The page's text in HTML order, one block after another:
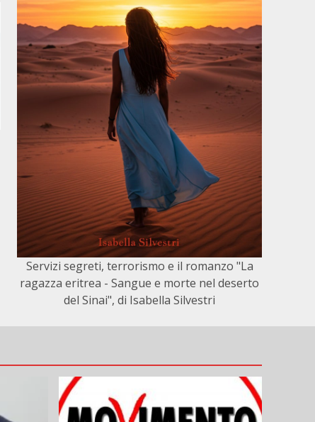
Servizi segreti, terrorismo e il romanzo "La
ragazza eritrea - Sangue e morte nel deserto
del Sinai", di Isabella Silvestri